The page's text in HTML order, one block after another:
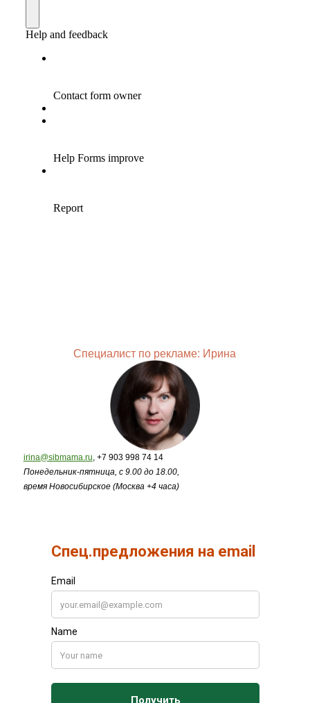
Специалист по рекламе: Ирина
irina@sibmama.ru, +7 903 998 74 14
Понедельник-пятница, с 9.00 до 18.00,
время Новосибирское (Москва +4 часа)